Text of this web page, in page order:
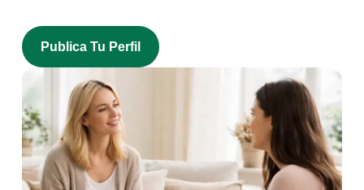
Publica Tu Perfil